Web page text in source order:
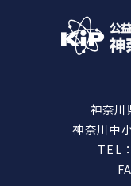
神奈
神奈川中
TEL